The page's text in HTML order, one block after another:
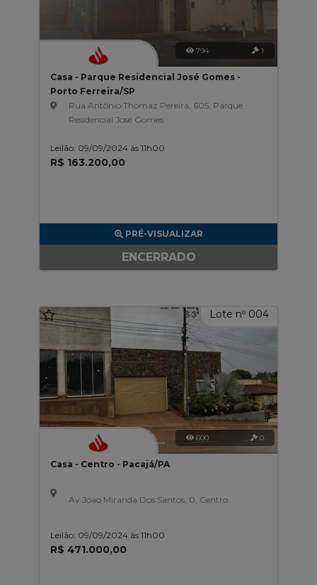
794 1
Casa - Parque Residencial José Gomes -
Porto Ferreira/SP
Rua Antônio Thomaz Pereira, 605, Parque
Residencial José Gomes
Leilão: 09/09/2024 às 11h00
R$ 163.200,00
PRÉ-VISUALIZAR
ENCERRADO
Lote nº 004
600 0
Casa - Centro - Pacajá/PA
Av Joao Miranda Dos Santos, 0, Centro
Leilão: 09/09/2024 às 11h00
R$ 471.000,00